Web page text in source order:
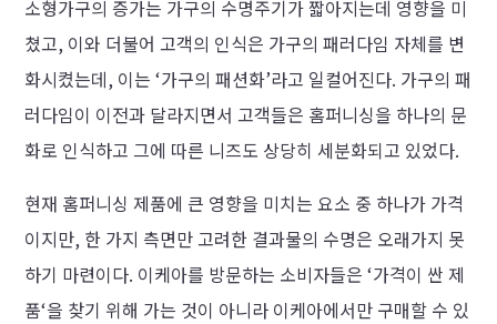
소형가구의 증가는 가구의 수명주기가 짧아지는데 영향을 미
쳤고, 이와 더불어 고객의 인식은 가구의 패러다임 자체를 변
화시켰는데, 이는 ‘가구의 패션화’라고 일컬어진다. 가구의 패
러다임이 이전과 달라지면서 고객들은 홈퍼니싱을 하나의 문
화로 인식하고 그에 따른 니즈도 상당히 세분화되고 있었다.
현재 홈퍼니싱 제품에 큰 영향을 미치는 요소 중 하나가 가격
이지만, 한 가지 측면만 고려한 결과물의 수명은 오래가지 못
하기 마련이다. 이케아를 방문하는 소비자들은 ‘가격이 싼 제
품‘을 찾기 위해 가는 것이 아니라 이케아에서만 구매할 수 있